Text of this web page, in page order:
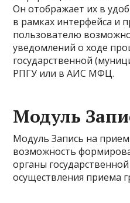
Он отображает их в
в рамках интерфейса и
пользователю
уведомлений о ходе
государственной
РПГУ или в АИС МФЦ.
Модуль
Модуль Запись на
возможность
органы
осуществления приема